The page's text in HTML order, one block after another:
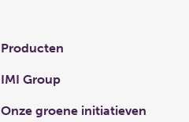
Producten
IMI Group
Onze groene initiatieven